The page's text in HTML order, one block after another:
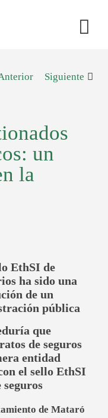
Siguiente
un
la
EthSI de
ha sido una
de un
pública
que
de seguros
entidad
el sello EthSI
de Mataró